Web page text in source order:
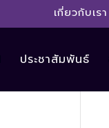
เกี่ยวกับเรา
ประชาสัมพันธ์